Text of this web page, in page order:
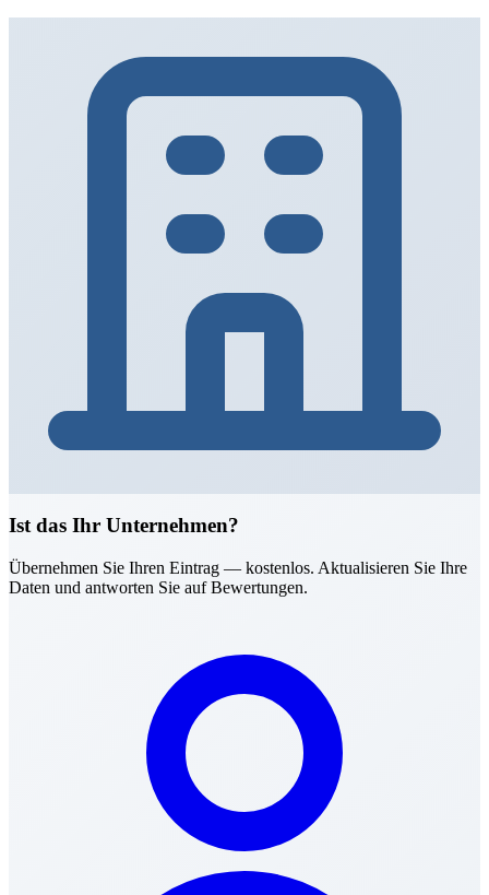
Ist das Ihr Unternehmen?
Übernehmen Sie Ihren Eintrag — kostenlos. Aktualisieren Sie Ihre
Daten und antworten Sie auf Bewertungen.